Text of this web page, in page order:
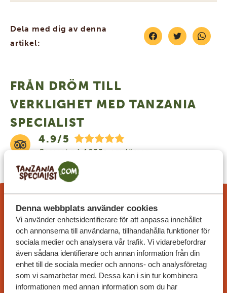
Denna webbplats använder cookies
Vi använder enhetsidentifierare för att anpassa innehållet
och annonserna till användarna, tillhandahålla funktioner för
sociala medier och analysera vår trafik. Vi vidarebefordrar
även sådana identifierare och annan information från din
enhet till de sociala medier och annons- och analysföretag
som vi samarbetar med. Dessa kan i sin tur kombinera
informationen med annan information som du har
Dela med dig av denna
artikel:
FRÅN DRÖM TILL
VERKLIGHET MED TANZANIA
SPECIALIST
4.9/5
Baserat på 4833+ omdömen
4.7/5
Baserat på
ANPASSAT RESEFÖRSLAG
På Tanzania Specialist kan du skräddarsy din resa
efter dina önskemål. Våra exempel på resplaner är
anpassningsbara och våra specialister arbetar
tillsammans med dig för att skapa din drömresa!